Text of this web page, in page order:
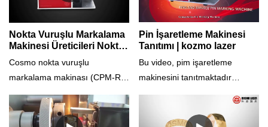
Nokta Vuruşlu Markalama
Makinesi Üreticileri Nokta
Pimli Markalayıcı (Model:
CPM-R) - Cosmo Laser
Cosmo nokta vuruşlu
markalama makinası (CPM-R),
yüzeylerini ve düz yüzeyleri
markalamak için özel olarak
Pin İşaretleme Makinesi
Tanıtımı | kozmo lazer
Bu video, pim işaretleme
makinesini tanıtmaktadır
bileziklerin içini ve dışını ve
ayrıca düz yüzeylerde